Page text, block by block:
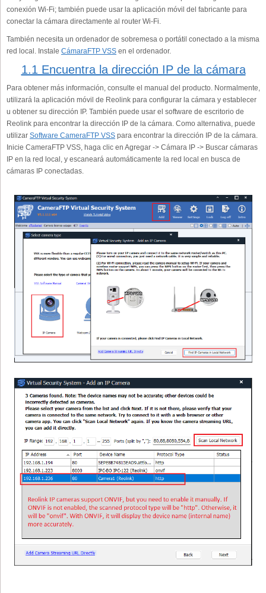
conexión Wi-Fi; también puede usar la aplicación móvil del fabricante para
conectar la cámara directamente al router Wi-Fi.
También necesita un ordenador de sobremesa o portátil conectado a la misma
red local. Instale CámaraFTP VSS en el ordenador.
1.1 Encuentra la dirección IP de la cámara
Para obtener más información, consulte el manual del producto. Normalmente,
utilizará la aplicación móvil de Reolink para configurar la cámara y establecer
u obtener su dirección IP. También puede usar el software de escritorio de
Reolink para encontrar la dirección IP de la cámara. Como alternativa, puede
utilizar Software CameraFTP VSS para encontrar la dirección IP de la cámara.
Inicie CameraFTP VSS, haga clic en Agregar -> Cámara IP -> Buscar cámaras
IP en la red local, y escaneará automáticamente la red local en busca de
cámaras IP conectadas.